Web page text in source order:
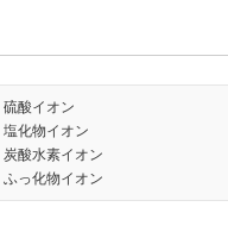
硫酸イオン
塩化物イオン
炭酸水素イオン
ふっ化物イオン